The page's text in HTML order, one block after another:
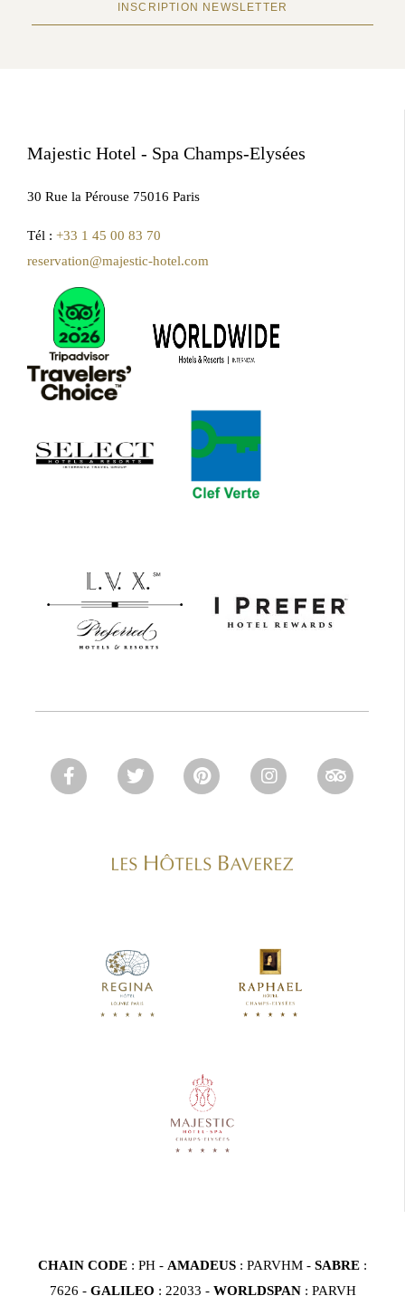
INSCRIPTION NEWSLETTER
Majestic Hotel - Spa Champs-Elysées
30 Rue la Pérouse 75016 Paris
Tél : +33 1 45 00 83 70
reservation@majestic-hotel.com
CHAIN CODE : PH - AMADEUS : PARVHM - SABRE :
7626 - GALILEO : 22033 - WORLDSPAN : PARVH